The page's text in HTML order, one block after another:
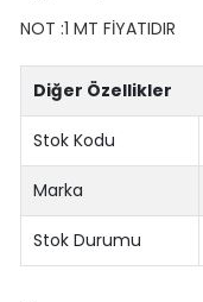
NOT :1 MT FİYATIDIR
Diğer Özellikler
Stok Kodu
Marka
Stok Durumu